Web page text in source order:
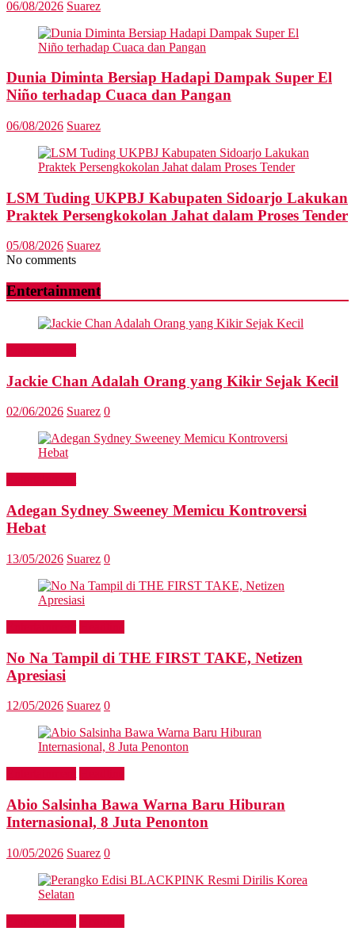
06/08/2026 Suarez
Dunia Diminta Bersiap Hadapi Dampak Super El
Niño terhadap Cuaca dan Pangan
06/08/2026 Suarez
LSM Tuding UKPBJ Kabupaten Sidoarjo Lakukan
Praktek Persengkokolan Jahat dalam Proses Tender
05/08/2026 Suarez
No comments
Entertainment
Jackie Chan Adalah Orang yang Kikir Sejak Kecil
02/06/2026 Suarez 0
Adegan Sydney Sweeney Memicu Kontroversi
Hebat
13/05/2026 Suarez 0
No Na Tampil di THE FIRST TAKE, Netizen
Apresiasi
12/05/2026 Suarez 0
Abio Salsinha Bawa Warna Baru Hiburan
Internasional, 8 Juta Penonton
10/05/2026 Suarez 0